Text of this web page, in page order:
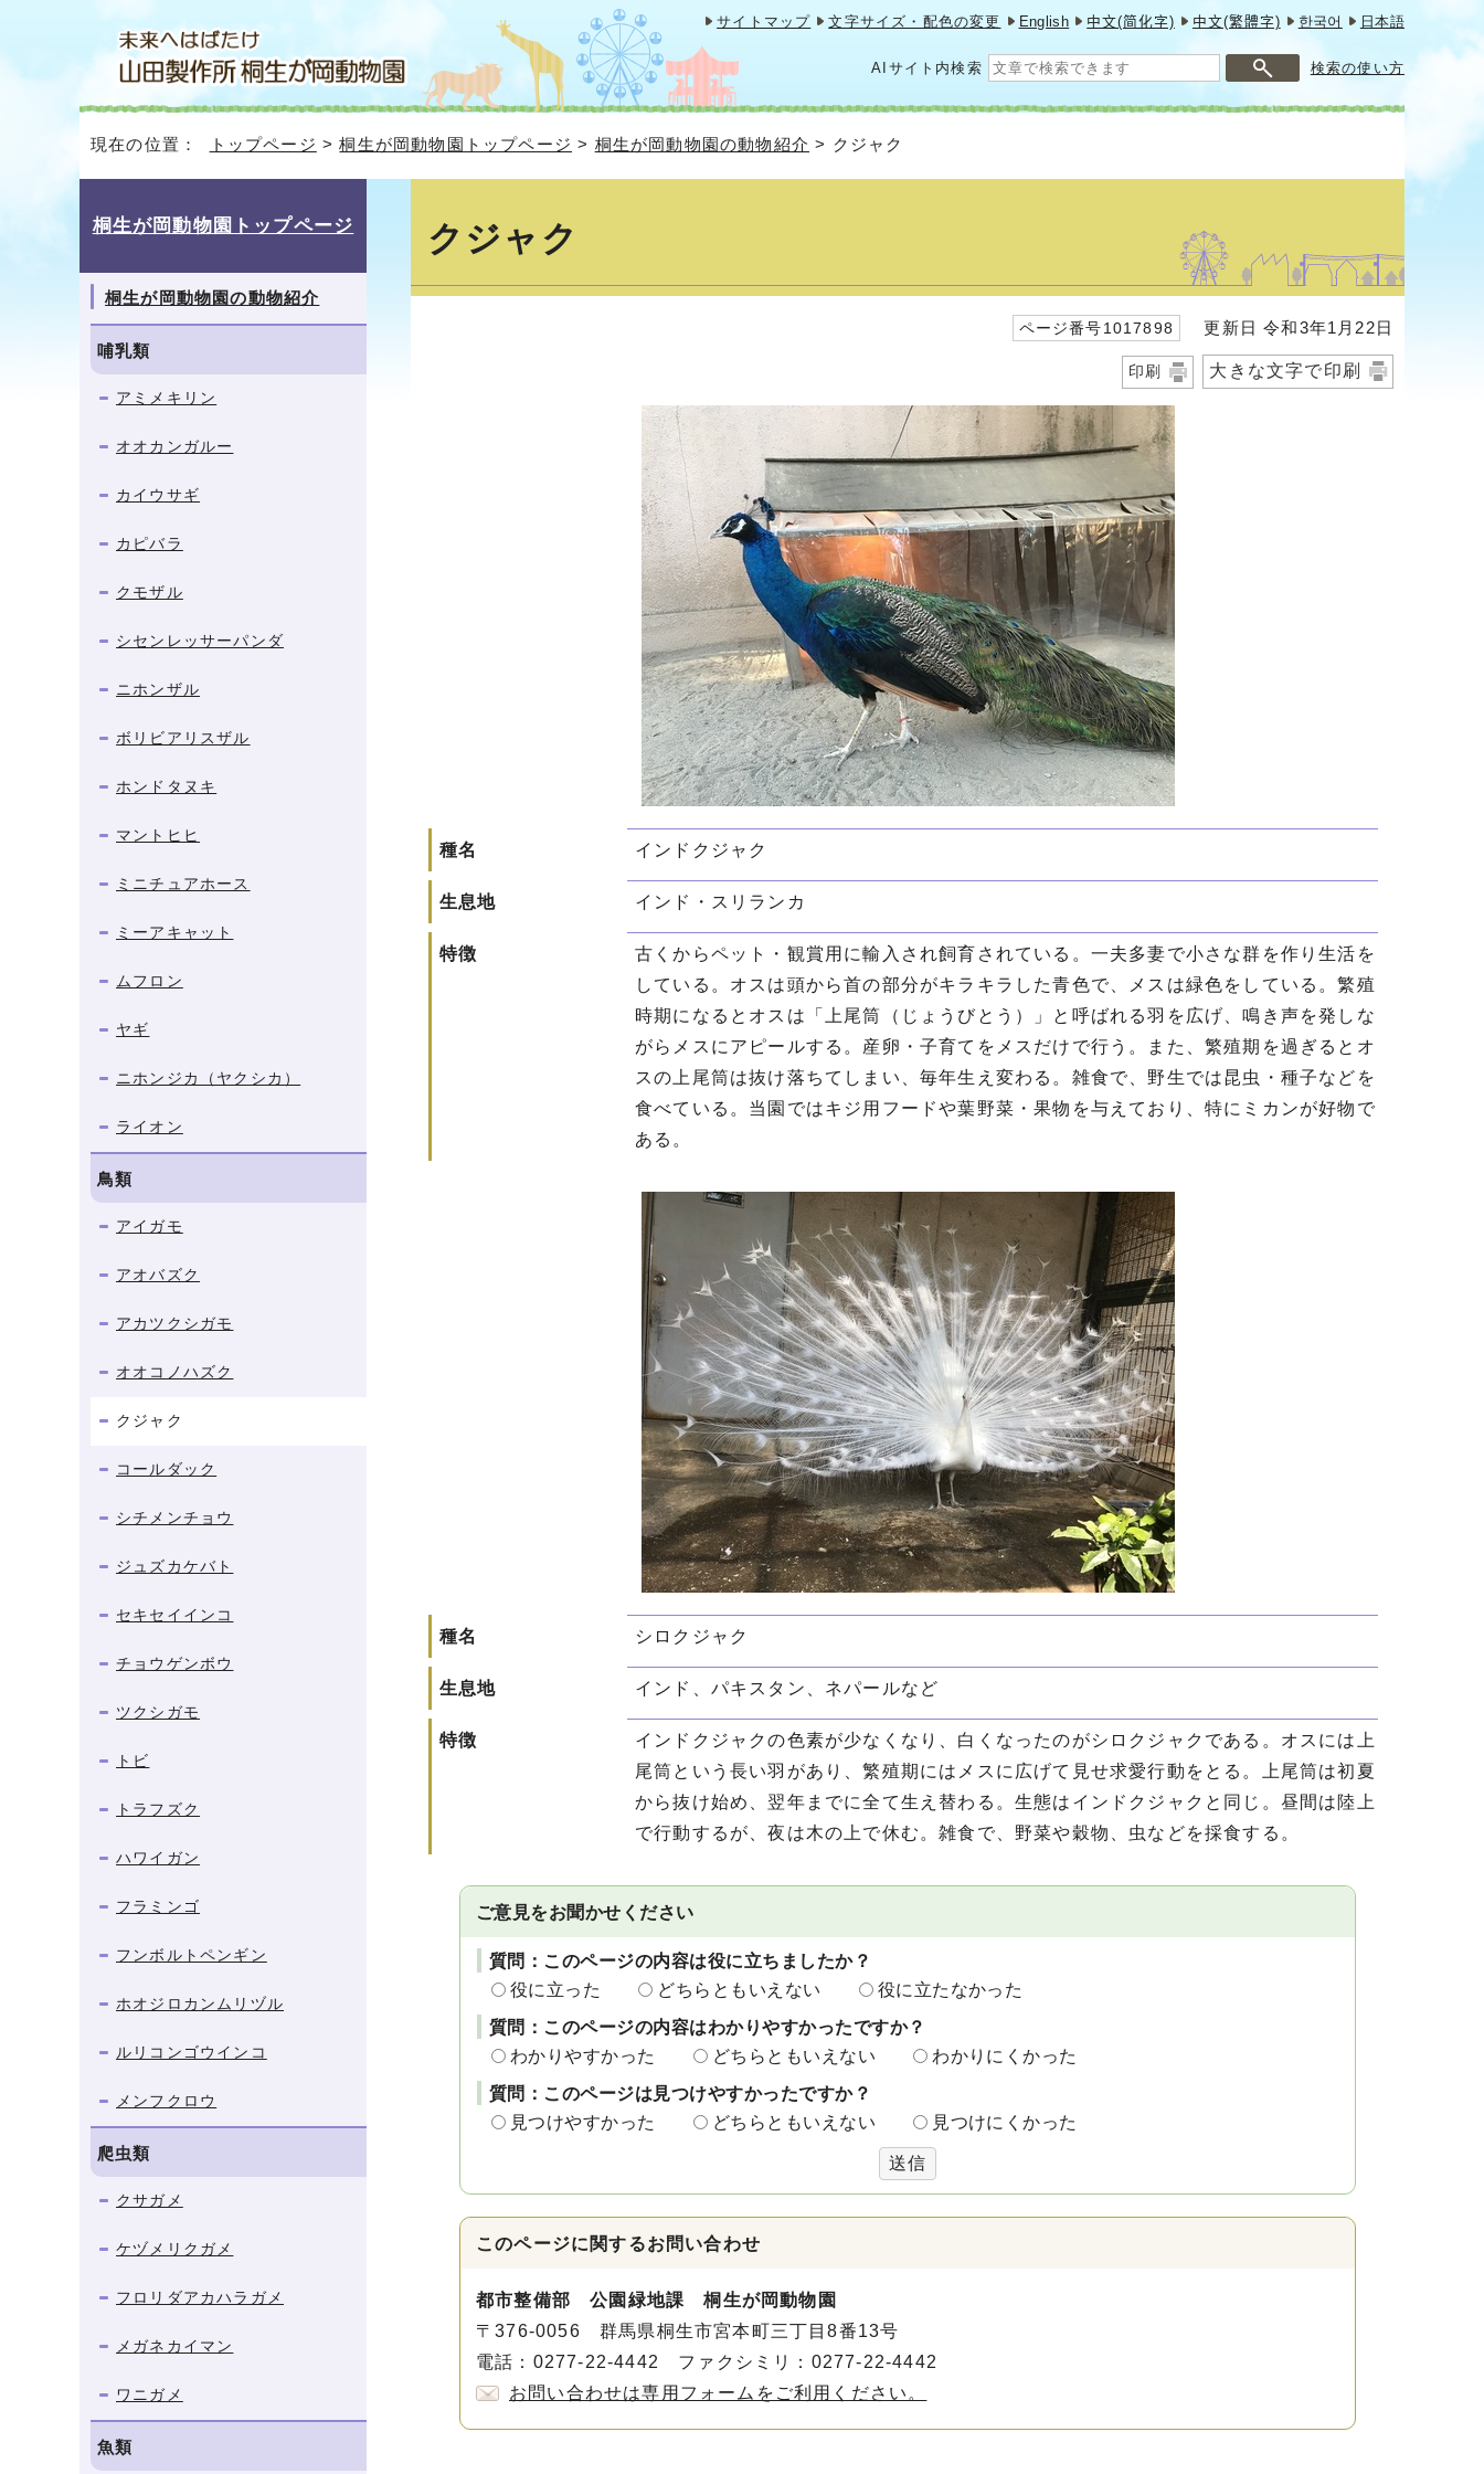
サイトマップ 文字サイズ・配色の変更 English 中文(简化字) 中文(繁體字) 한국어 日本語
AIサイト内検索 検索の使い方
現在の位置： トップページ >桐生が岡動物園トップページ > 桐生が岡動物園の動物紹介 > クジャク
クジャク
ページ番号1017898 更新日 令和3年1月22日
印刷 大きな文字で印刷
種名 インドクジャク
生息地 インド・スリランカ
特徴
古くからペット・観賞用に輸入され飼育されている。一夫多妻で小さな群を作り生活を
している。オスは頭から首の部分がキラキラした青色で、メスは緑色をしている。繁殖
時期になるとオスは「上尾筒（じょうびとう）」と呼ばれる羽を広げ、鳴き声を発しな
がらメスにアピールする。産卵・子育てをメスだけで行う。また、繁殖期を過ぎるとオ
スの上尾筒は抜け落ちてしまい、毎年生え変わる。雑食で、野生では昆虫・種子などを
食べている。当園ではキジ用フードや葉野菜・果物を与えており、特にミカンが好物で
ある。
種名 シロクジャク
生息地 インド、パキスタン、ネパールなど
特徴
インドクジャクの色素が少なくなり、白くなったのがシロクジャクである。オスには上
尾筒という長い羽があり、繁殖期にはメスに広げて見せ求愛行動をとる。上尾筒は初夏
から抜け始め、翌年までに全て生え替わる。生態はインドクジャクと同じ。昼間は陸上
で行動するが、夜は木の上で休む。雑食で、野菜や穀物、虫などを採食する。
ご意見をお聞かせください
質問：このページの内容は役に立ちましたか？
役に立った
どちらともいえない
役に立たなかった
質問：このページの内容はわかりやすかったですか？
わかりやすかった
どちらともいえない
わかりにくかった
質問：このページは見つけやすかったですか？
見つけやすかった
どちらともいえない 見つけにくかった
送信
このページに関するお問い合わせ
都市整備部 公園緑地課 桐生が岡動物園
〒376-0056 群馬県桐生市宮本町三丁目8番13号
電話：0277-22-4442 ファクシミリ：0277-22-4442
お問い合わせは専用フォームをご利用ください。
桐生が岡動物園トップページ
桐生が岡動物園の動物紹介
哺乳類
アミメキリン
オオカンガルー
カイウサギ
カピバラ
クモザル
シセンレッサーパンダ
ニホンザル
ボリビアリスザル
ホンドタヌキ
マントヒヒ
ミニチュアホース
ミーアキャット
ムフロン
ヤギ
ニホンジカ（ヤクシカ）
ライオン
鳥類
アイガモ
アオバズク
アカツクシガモ
オオコノハズク
クジャク
コールダック
シチメンチョウ
ジュズカケバト
セキセイインコ
チョウゲンボウ
ツクシガモ
トビ
トラフズク
ハワイガン
フラミンゴ
フンボルトペンギン
ホオジロカンムリヅル
ルリコンゴウインコ
メンフクロウ
爬虫類
クサガメ
ケヅメリクガメ
フロリダアカハラガメ
メガネカイマン
ワニガメ
魚類